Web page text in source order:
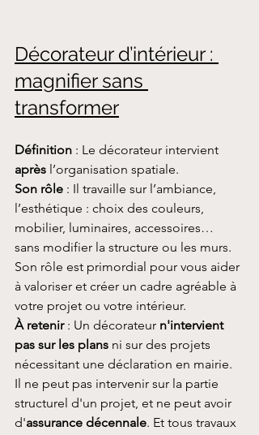
Décorateur d’intérieur :
magnifier sans
transformer
Définition : Le décorateur intervient
après l’organisation spatiale.
Son rôle : Il travaille sur l’ambiance,
l’esthétique : choix des couleurs,
mobilier, luminaires, accessoires…
sans modifier la structure ou les murs.
Son rôle est primordial pour vous aider
à valoriser et créer un cadre agréable à
votre projet ou votre intérieur.
À retenir : Un décorateur n'intervient
pas sur les plans ni sur des projets
nécessitant une déclaration en mairie.
Il ne peut pas intervenir sur la partie
structurel d'un projet, et ne peut avoir
d'assurance décennale. Et tous travaux